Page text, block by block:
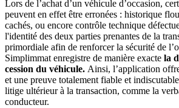
Lors de l’achat d’un véhicule d’occasion,
peuvent en effet être erronées : historique
cachés, ou encore contrôle technique
l'identité des deux parties prenantes de la
primordiale afin de renforcer la sécurité de
Simplimmat enregistre de manière exacte la
cession du véhicule. Ainsi, l’application
et une preuve totalement fiable et
litige ultérieur à la transaction, comme la
conducteur.